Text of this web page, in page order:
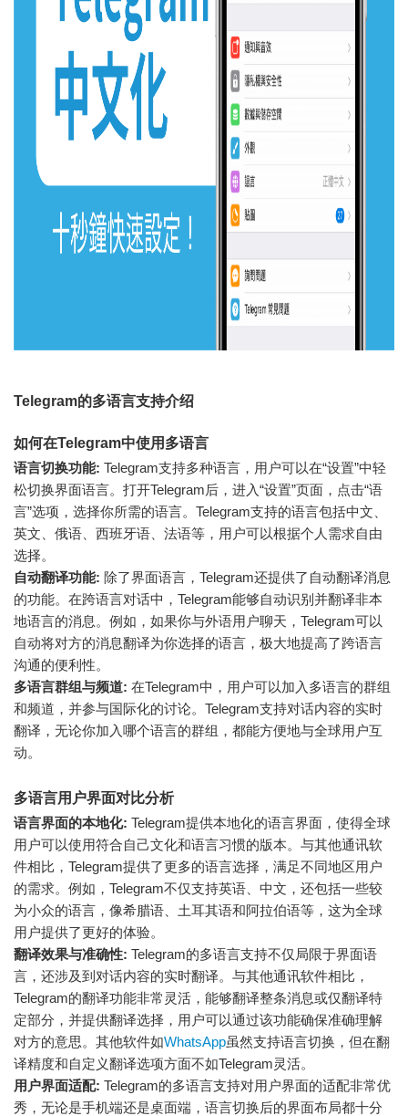
Telegram的多语言支持介绍
如何在Telegram中使用多语言
语言切换功能: Telegram支持多种语言，用户可以在“设置”中轻
松切换界面语言。打开Telegram后，进入“设置”页面，点击“语
言”选项，选择你所需的语言。Telegram支持的语言包括中文、
英文、俄语、西班牙语、法语等，用户可以根据个人需求自由
选择。
自动翻译功能: 除了界面语言，Telegram还提供了自动翻译消息
的功能。在跨语言对话中，Telegram能够自动识别并翻译非本
地语言的消息。例如，如果你与外语用户聊天，Telegram可以
自动将对方的消息翻译为你选择的语言，极大地提高了跨语言
沟通的便利性。
多语言群组与频道: 在Telegram中，用户可以加入多语言的群组
和频道，并参与国际化的讨论。Telegram支持对话内容的实时
翻译，无论你加入哪个语言的群组，都能方便地与全球用户互
动。
多语言用户界面对比分析
语言界面的本地化: Telegram提供本地化的语言界面，使得全球
用户可以使用符合自己文化和语言习惯的版本。与其他通讯软
件相比，Telegram提供了更多的语言选择，满足不同地区用户
的需求。例如，Telegram不仅支持英语、中文，还包括一些较
为小众的语言，像希腊语、土耳其语和阿拉伯语等，这为全球
用户提供了更好的体验。
翻译效果与准确性: Telegram的多语言支持不仅局限于界面语
言，还涉及到对话内容的实时翻译。与其他通讯软件相比，
Telegram的翻译功能非常灵活，能够翻译整条消息或仅翻译特
定部分，并提供翻译选择，用户可以通过该功能确保准确理解
对方的意思。其他软件如WhatsApp虽然支持语言切换，但在翻
译精度和自定义翻译选项方面不如Telegram灵活。
用户界面适配: Telegram的多语言支持对用户界面的适配非常优
秀，无论是手机端还是桌面端，语言切换后的界面布局都十分